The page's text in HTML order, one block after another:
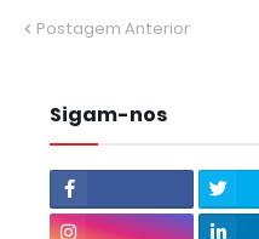
Postagem Anterior
Sigam-nos